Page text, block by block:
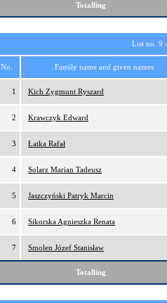
Totalling
List no. 9
No. Family name and given names
1 Kich Zygmunt Ryszard
2 Krawczyk Edward
3 Łatka Rafał
4 Solarz Marian Tadeusz
5 Jaszczyński Patryk Marcin
6 Sikorska Agnieszka Renata
7 Smolen Józef Stanisław
Totalling